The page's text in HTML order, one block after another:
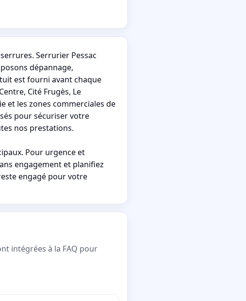
Serrurier Pessac
dépannage,
est fourni avant chaque
Cité Frugès, Le
et les zones commerciales de
pour sécuriser votre
nos prestations.
Pour urgence et
engagement et planifiez
engagé pour votre
intégrées à la FAQ pour